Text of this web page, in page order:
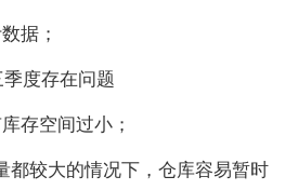
据；
度存在问题
存空间过小；
都较大的情况下，仓库容易暂时